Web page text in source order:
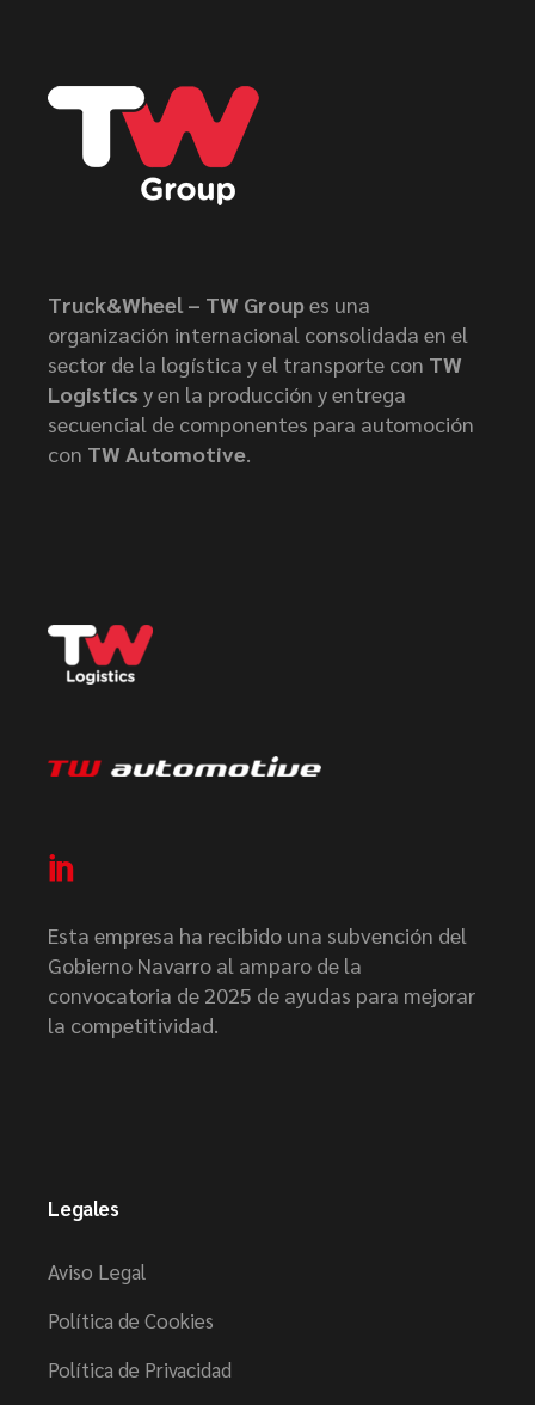
Truck&Wheel – TW Groupes una
organización internacional consolidada en el
sector de la logística y el transporte con TW
Logisticsy en la producción y entrega
secuencial de componentes para automoción
con TW Automotive.
Esta empresa ha recibido una subvención del
Gobierno Navarro al amparo de la
convocatoria de 2025 de ayudas para mejorar
la competitividad.
Legales
Aviso Legal
Política de Cookies
Política de Privacidad